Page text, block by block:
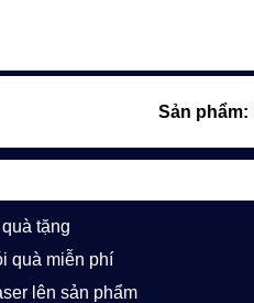
Sản phẩm:
tặng
quà miễn phí
lên sản phẩm